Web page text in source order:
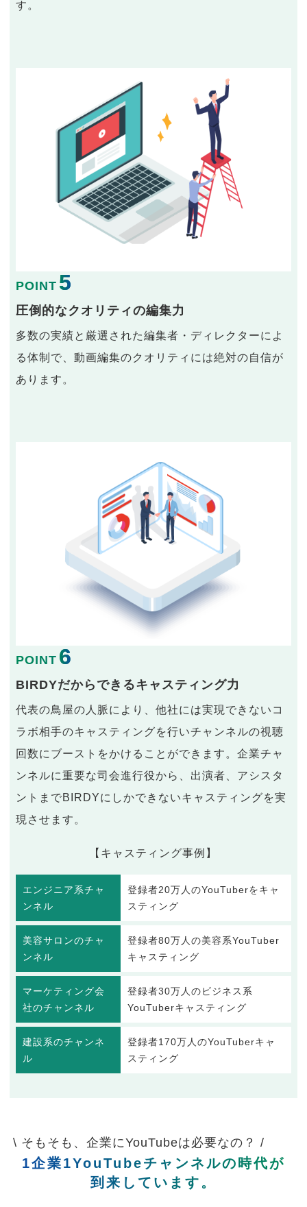
す。
POINT 5
圧倒的なクオリティの編集力
多数の実績と厳選された編集者・ディレクターによ
る体制で、動画編集のクオリティには絶対の自信が
あります。
POINT 6
BIRDYだからできるキャスティング力
代表の鳥屋の人脈により、他社には実現できないコ
ラボ相手のキャスティングを行いチャンネルの視聴
回数にブーストをかけることができます。企業チャ
ンネルに重要な司会進行役から、出演者、アシスタ
ントまでBIRDYにしかできないキャスティングを実
現させます。
【キャスティング事例】
エンジニア系チャ
ンネル
登録者20万人のYouTuberをキャ
スティング
美容サロンのチャ
ンネル
登録者80万人の美容系YouTuber
キャスティング
マーケティング会
社のチャンネル
登録者30万人のビジネス系
YouTuberキャスティング
建設系のチャンネ
ル
登録者170万人のYouTuberキャ
スティング
\ そもそも、企業にYouTubeは必要なの？ /
1企業1YouTubeチャンネルの時代が
到来しています。